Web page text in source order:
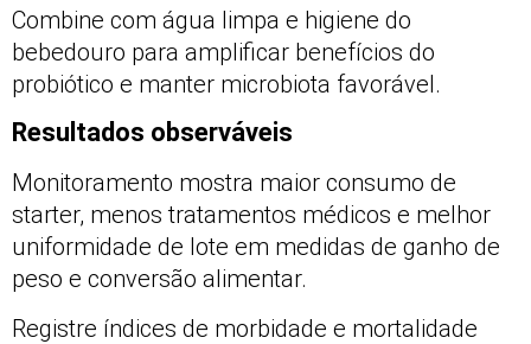
Combine com água limpa e higiene do
bebedouro para amplificar benefícios do
probiótico e manter microbiota favorável.
Resultados observáveis
Monitoramento mostra maior consumo de
starter, menos tratamentos médicos e melhor
uniformidade de lote em medidas de ganho de
peso e conversão alimentar.
Registre índices de morbidade e mortalidade